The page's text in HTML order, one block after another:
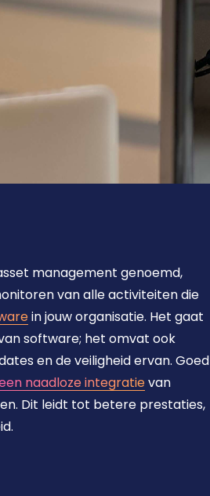
management genoemd,
van alle activiteiten die
in jouw organisatie. Het gaat
software; het omvat ook
en de veiligheid ervan. Goed
naadloze integratie van
Dit leidt tot betere prestaties,